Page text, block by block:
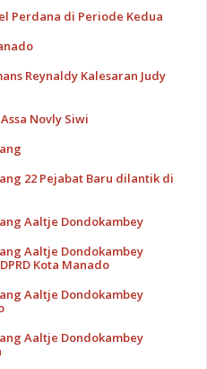
Perdana di Periode Kedua
Reynaldy Kalesaran Judy
Novly Siwi
22 Pejabat Baru dilantik di
Aaltje Dondokambey
Aaltje Dondokambey
Kota Manado
Aaltje Dondokambey
Aaltje Dondokambey